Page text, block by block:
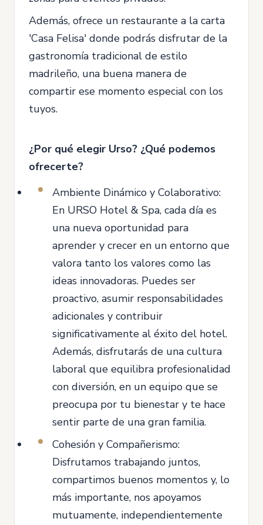
Además, ofrece un restaurante a la carta
'Casa Felisa' donde podrás disfrutar de la
gastronomía tradicional de estilo
madrileño, una buena manera de
compartir ese momento especial con los
tuyos.
¿Por qué elegir Urso? ¿Qué podemos
ofrecerte?
Ambiente Dinámico y Colaborativo:
En URSO Hotel & Spa, cada día es
una nueva oportunidad para
aprender y crecer en un entorno que
valora tanto los valores como las
ideas innovadoras. Puedes ser
proactivo, asumir responsabilidades
adicionales y contribuir
significativamente al éxito del hotel.
Además, disfrutarás de una cultura
laboral que equilibra profesionalidad
con diversión, en un equipo que se
preocupa por tu bienestar y te hace
sentir parte de una gran familia.
Cohesión y Compañerismo:
Disfrutamos trabajando juntos,
compartimos buenos momentos y, lo
más importante, nos apoyamos
mutuamente, independientemente